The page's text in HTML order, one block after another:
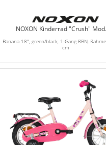
NOXON Kinderrad "Crush"
Banana 18", green/black, 1-Gang RBN,
cm